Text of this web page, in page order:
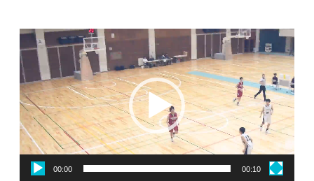
動
画
プ
レ
ー
ヤ
ー
00:00 00:10